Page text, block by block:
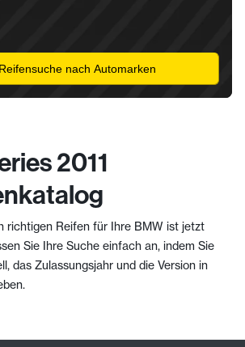
Reifensuche nach Automarken
2011
richtigen Reifen für Ihre BMW ist jetzt
Sie Ihre Suche einfach an, indem Sie
das Zulassungsjahr und die Version in